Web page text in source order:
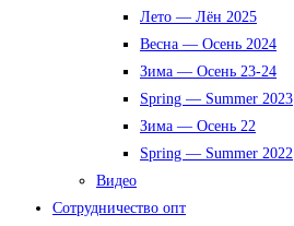
Лето — Лён 2025
Весна — Осень 2024
Зима — Осень 23-24
Spring — Summer 2023
Зима — Осень 22
Spring — Summer 2022
Видео
Сотрудничество опт